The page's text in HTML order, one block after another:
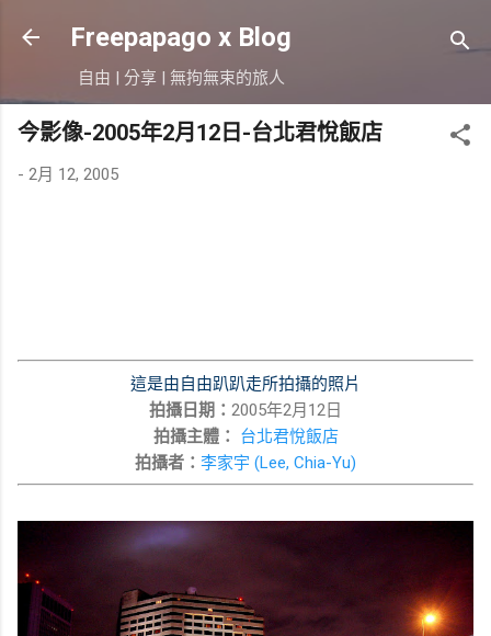
跳到主要內容
Freepapago x Blog
自由 | 分享 | 無拘無束的旅人
今影像-2005年2月12日-台北君悅飯店
- 2月 12, 2005
這是由自由趴趴走所拍攝的照片
拍攝日期： 2005年2月12日
拍攝主體：
台北君悅飯店
拍攝者： 李家宇 (Lee, Chia-Yu)